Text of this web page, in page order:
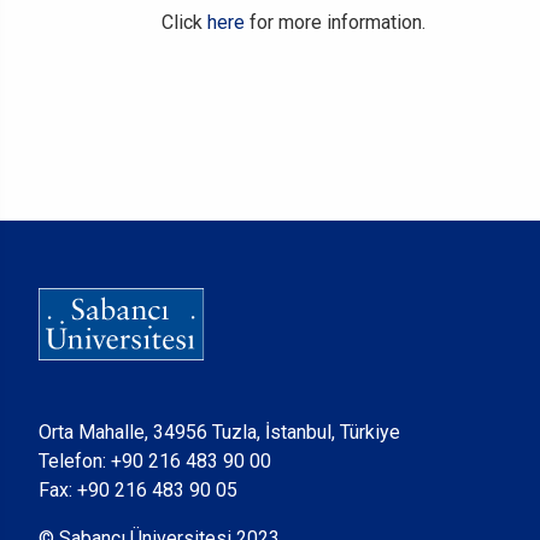
Click here for more information.
Orta Mahalle, 34956 Tuzla, İstanbul, Türkiye
Telefon: +90 216 483 90 00
Fax: +90 216 483 90 05